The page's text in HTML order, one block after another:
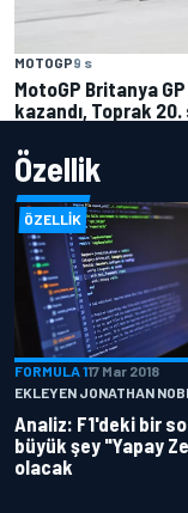
MOTOGP9 s
MotoGP Britanya
kazandı, Toprak 20.
Özellik
ÖZELLIK
FORMULA 117 Mar 2018
EKLEYEN JONATHAN
Analiz: F1'deki bir
büyük şey "Yapay
olacak